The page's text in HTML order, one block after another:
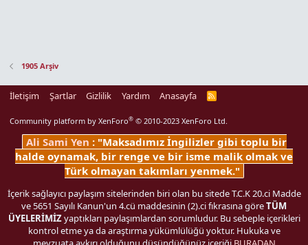
1905 Arşiv
İletişim Şartlar Gizlilik Yardım Anasayfa
R
Community platform by XenForo® © 2010-2023 XenForo Ltd.
Ali Sami Yen : "Maksadımız İngilizler gibi toplu bir
halde oynamak, bir renge ve bir isme malik olmak ve
Türk olmayan takımları yenmek."
İçerik sağlayıcı paylaşım sitelerinden biri olan bu sitede T.C.K 20.ci Madde
ve 5651 Sayılı Kanun'un 4.cü maddesinin (2).ci fıkrasına göreTÜM
ÜYELERİMİZyaptıkları paylaşımlardan sorumludur. Bu sebeple içerikleri
kontrol etme ya da araştırma yükümlülüğü yoktur. Hukuka ve